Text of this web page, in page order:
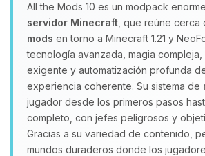
All the Mods 10 es un modpack
servidor Minecraft , que reúne cerca
mods en torno a Minecraft 1.21 y
tecnología avanzada, magia
exigente y automatización profunda
experiencia coherente. Su sistema de
jugador desde los primeros pasos
completo, con jefes peligrosos y
Gracias a su variedad de contenido,
mundos duraderos donde los
pequenos circuitos para
07/08/2026 04:38